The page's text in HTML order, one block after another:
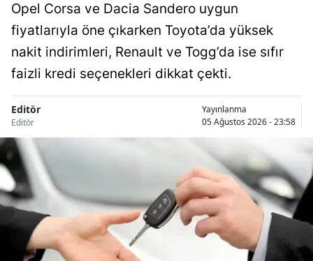
Opel Corsa ve Dacia Sandero uygun
fiyatlarıyla öne çıkarken Toyota’da yüksek
nakit indirimleri, Renault ve Togg’da ise sıfır
faizli kredi seçenekleri dikkat çekti.
Editör
Editör
Yayınlanma
05 Ağustos 2026 - 23:58